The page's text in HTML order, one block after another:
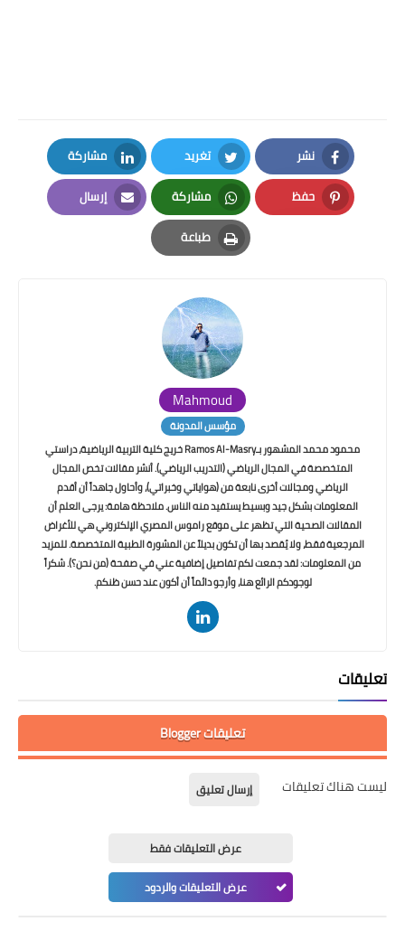
نشر
Facebook
تغريد
Twitter
مشاركة
LinkedIn
حفظ
Pinterest
مشاركة
Whatsapp
إرسال
Email
طباعة
Print
Mahmoud
مؤسس المدونة
محمود محمد المشهور بـRamos Al-Masry خريج كلية التربية الرياضية، دراستي
المتخصصة في المجال الرياضي (التدريب الرياضي). أنشر مقالات تخص المجال
الرياضي ومجالات أخرى نابعة من (هواياتي وخبراتي)، وأحاول جاهداً أن أقدم
المعلومات بشكل جيد وبسيط يستفيد منه الناس. ملاحظة هامة: يرجى العلم أن
المقالات الصحية التي تظهر على موقع راموس المصري الإلكتروني هي للأغراض
المرجعية فقط، ولا يُقصد بها أن تكون بديلاً عن المشورة الطبية المتخصصة. للمزيد
من المعلومات: لقد جمعت لكم تفاصيل إضافية عني في صفحة (من نحن؟). شكراً
لوجودكم الرائع هنا، وأرجو دائماً أن أكون عند حسن ظنكم.
تعليقات
تعليقات Blogger
ليست هناك تعليقات إرسال تعليق
عرض التعليقات فقط
عرض التعليقات والردود